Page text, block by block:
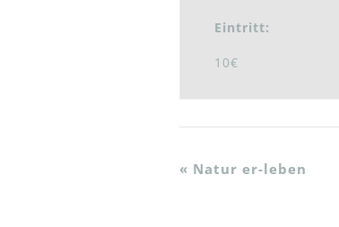
Eintritt:
10€
« Natur er-leben